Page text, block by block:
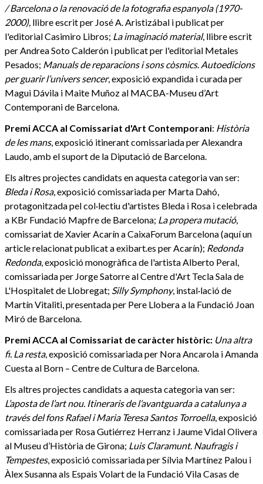
/ Barcelona o la renovació de la fotografia espanyola (1970-
2000), llibre escrit per José A. Aristizábal i publicat per
l'editorial Casimiro Libros; La imaginació material, llibre escrit
per Andrea Soto Calderón i publicat per l'editorial Metales
Pesados; Manuals de reparacions i sons còsmics. Autoedicions
per guarir l’univers sencer, exposició expandida i curada per
Magui Dávila i Maite Muñoz al MACBA-Museu d’Art
Contemporani de Barcelona.
Premi ACCA al Comissariat d'Art Contemporani: Història
de les mans, exposició itinerant comissariada per Alexandra
Laudo, amb el suport de la Diputació de Barcelona.
Els altres projectes candidats en aquesta categoria van ser:
Bleda i Rosa, exposició comissariada per Marta Dahó,
protagonitzada pel col·lectiu d'artistes Bleda i Rosa i celebrada
a KBr Fundació Mapfre de Barcelona; La propera mutació,
comissariat de Xavier Acarín a CaixaForum Barcelona (aquí un
article relacionat publicat a exibart.es per Acarín); Redonda
Redonda, exposició monogràfica de l'artista Alberto Peral,
comissariada per Jorge Satorre al Centre d'Art Tecla Sala de
L'Hospitalet de Llobregat; Silly Symphony, instal·lació de
Martín Vitaliti, presentada per Pere Llobera a la Fundació Joan
Miró de Barcelona.
Premi ACCA al Comissariat de caràcter històric: Una altra
fi. La resta, exposició comissariada per Nora Ancarola i Amanda
Cuesta al Born – Centre de Cultura de Barcelona.
Els altres projectes candidats a aquesta categoria van ser:
L’aposta de l’art nou. Itineraris de l’avantguarda a catalunya a
través del fons Rafael i Maria Teresa Santos Torroella, exposició
comissariada per Rosa Gutiérrez Herranz i Jaume Vidal Olivera
al Museu d’Història de Girona; Luis Claramunt. Naufragis i
Tempestes, exposició comissariada per Sílvia Martínez Palou i
Àlex Susanna als Espais Volart de la Fundació Vila Casas de